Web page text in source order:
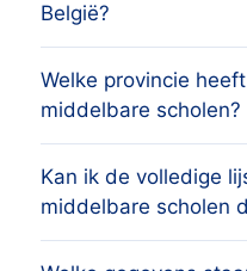
België?
Het overzicht bevat
middelbare scholen
provincies en
Gewest, afkomstig
van de
Welke provincie
middelbare scholen?
De provincie met de
scholen is Oost
de andere
Kan ik de volledige
middelbare scholen